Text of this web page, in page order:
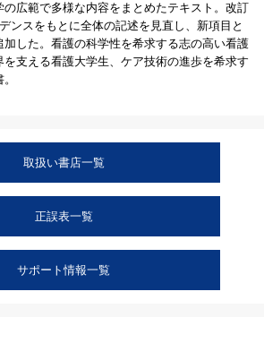
の広範で多様な内容をまとめたテキスト。改訂
ンスをもとに全体の記述を見直し、新項目と
加した。看護の科学性を希求する志の高い看護
支える看護大学生、ケア技術の進歩を希求す
取扱い書店一覧
正誤表一覧
サポート情報一覧